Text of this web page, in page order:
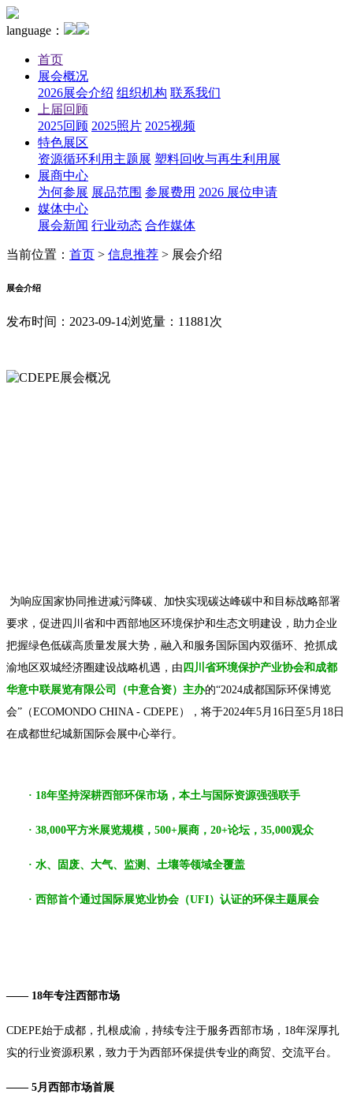
language：
首页
展会概况
2026展会介绍 组织机构 联系我们
上届回顾
2025回顾 2025照片 2025视频
特色展区
资源循环利用主题展 塑料回收与再生利用展
展商中心
为何参展 展品范围 参展费用 2026 展位申请
媒体中心
展会新闻 行业动态 合作媒体
当前位置： 首页 > 信息推荐 > 展会介绍
展会介绍
发布时间：2023-09-14浏览量：11881次
为响应国家协同推进减污降碳、加快实现碳达峰碳中和目标战略部署
要求，促进四川省和中西部地区环境保护和生态文明建设，助力企业
把握绿色低碳高质量发展大势，融入和服务国际国内双循环、抢抓成
渝地区双城经济圈建设战略机遇，由 四川省环境保护产业协会和成都
华意中联展览有限公司（中意合资）主办的“2024成都国际环保博览
会”（ECOMONDO CHINA - CDEPE），将于2024年5月16日至5月18日
在成都世纪城新国际会展中心举行。
· 18年坚持深耕西部环保市场，本土与国际资源强强联手
· 38,000平方米展览规模，500+展商，20+论坛，35,000观众
· 水、固废、大气、监测、土壤等领域全覆盖
· 西部首个通过国际展览业协会（UFI）认证的环保主题展会
—— 18年专注西部市场
CDEPE始于成都，扎根成渝，持续专注于服务西部市场，18年深厚扎
实的行业资源积累，致力于为西部环保提供专业的商贸、交流平台。
—— 5月西部市场首展